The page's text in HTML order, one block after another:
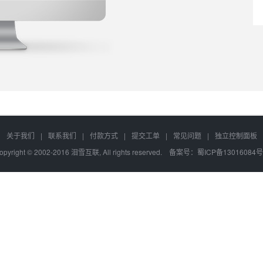
关于我们 | 联系我们 | 付款方式 | 提交工单 | 常见问题 |
独立控制面板
© 2002-2016 泪雪互联, All rights reserved. 备案号： 蜀ICP备13016084